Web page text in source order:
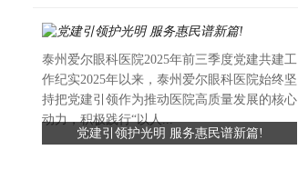
党建引领护光明 服务惠民谱新篇!
泰州爱尔眼科医院2025年前三季度党建共建工
作纪实2025年以来，泰州爱尔眼科医院始终坚
持把党建引领作为推动医院高质量发展的核心
动力，积极践行“以人...